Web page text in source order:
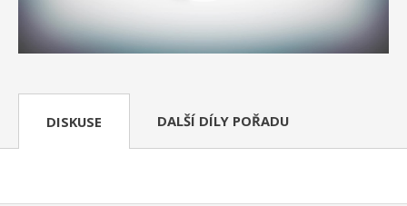
DISKUSE DALŠÍ DÍLY POŘADU